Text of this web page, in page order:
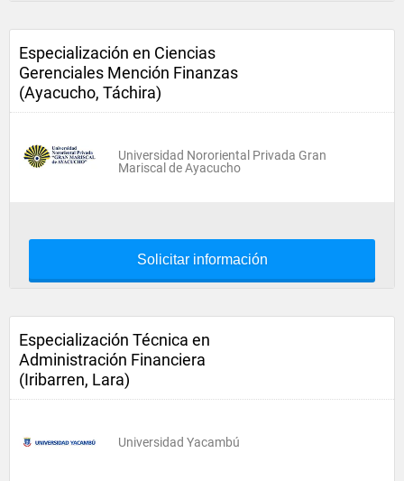
Especialización en Ciencias
Gerenciales Mención Finanzas
(Ayacucho, Táchira)
Universidad Nororiental Privada Gran
Mariscal de Ayacucho
Solicitar información
Especialización Técnica en
Administración Financiera
(Iribarren, Lara)
Universidad Yacambú